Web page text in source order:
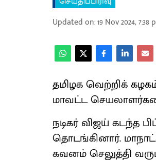
Updated on:19 Nov 2024, 7:38
தமிழக வெற்றிக் கழகம்
மாவட்ட
நடிகர் விஜய் கடந்த
தொடங்கினார்.
கவனம் செலுத்தி